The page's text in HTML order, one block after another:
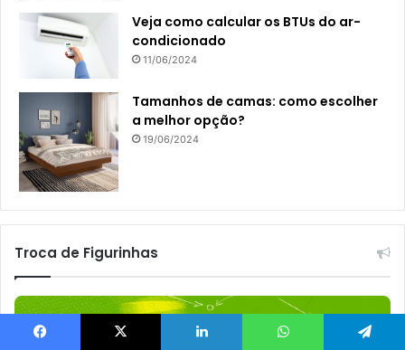
Veja como calcular os BTUs do ar-
condicionado
11/06/2024
Tamanhos de camas: como escolher
a melhor opção?
19/06/2024
Troca de Figurinhas